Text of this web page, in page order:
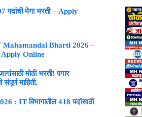
मेगा भरती – Apply
Mahamandal Bharti 2026 –
| Apply Online
मोठी भरती! पगार
माहिती.
: IT विभागातील 418 पदांसाठी